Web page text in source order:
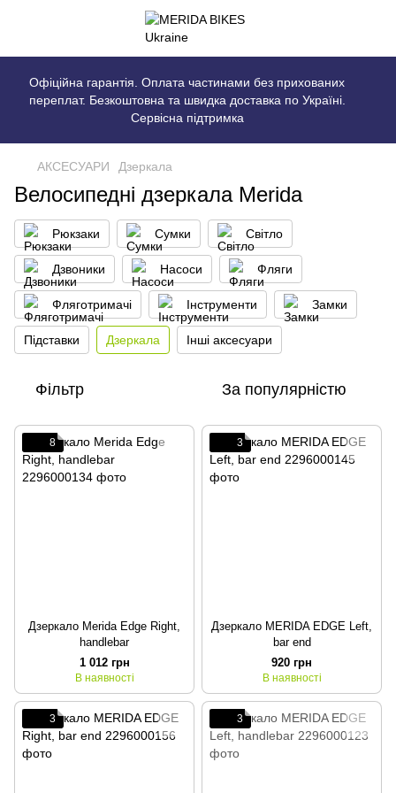
Офіційна гарантія. Оплата частинами без прихованих
переплат. Безкоштовна та швидка доставка по Україні.
Сервісна підтримка
АКСЕСУАРИ Дзеркала
Велосипедні дзеркала Merida
Рюкзаки Сумки Світло
Дзвоники Насоси Фляги
Фляготримачі Інструменти Замки
Підставки Дзеркала Інші аксесуари
Фільтр За популярністю
8
Дзеркало Merida Edge Right,
handlebar
1 012 грн
В наявності
3
Дзеркало MERIDA EDGE Left,
bar end
920 грн
В наявності
3 3